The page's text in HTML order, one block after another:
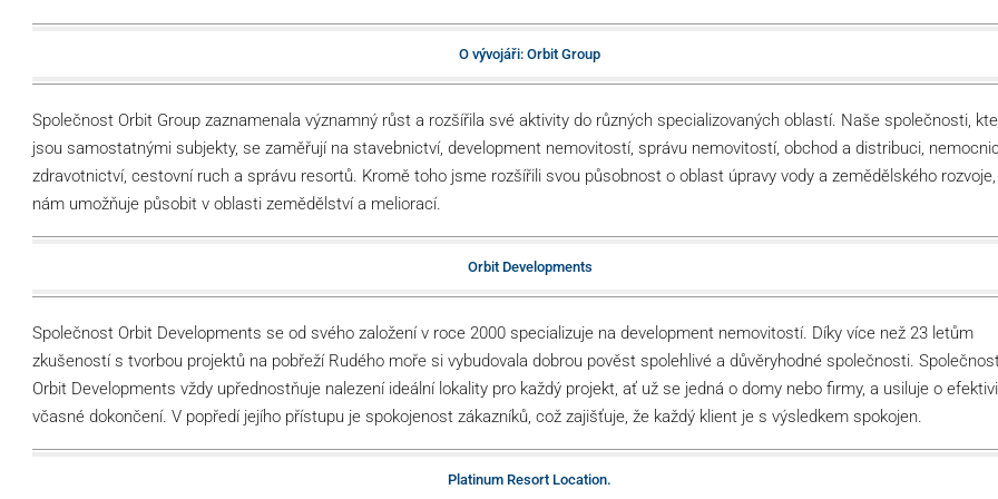
O vývojáři: Orbit Group
Společnost Orbit Group zaznamenala významný růst a rozšířila své aktivity do různých specializovaných oblastí. Naše společnosti,
jsou samostatnými subjekty, se zaměřují na stavebnictví, development nemovitostí, správu nemovitostí, obchod a distribuci,
zdravotnictví, cestovní ruch a správu resortů. Kromě toho jsme rozšířili svou působnost o oblast úpravy vody a zemědělského
nám umožňuje působit v oblasti zemědělství a meliorací.
Orbit Developments
Společnost Orbit Developments se od svého založení v roce 2000 specializuje na development nemovitostí. Díky více než 23 letům
zkušeností s tvorbou projektů na pobřeží Rudého moře si vybudovala dobrou pověst spolehlivé a důvěryhodné společnosti.
Orbit Developments vždy upřednostňuje nalezení ideální lokality pro každý projekt, ať už se jedná o domy nebo firmy, a usiluje o
včasné dokončení. V popředí jejího přístupu je spokojenost zákazníků, což zajišťuje, že každý klient je s výsledkem spokojen.
Platinum Resort Location.